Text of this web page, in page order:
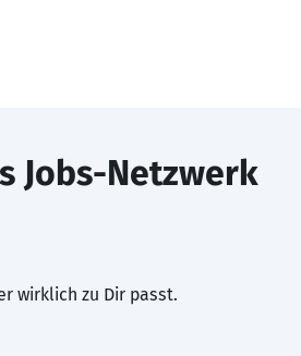
Jobs-Netzwerk
wirklich zu Dir passt.